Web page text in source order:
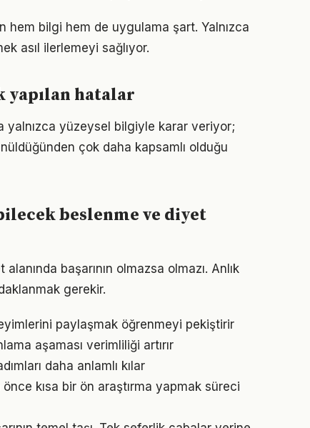
bilgi hem de uygulama şart. Yalnızca
asıl ilerlemeyi sağlıyor.
yapılan hatalar
yalnızca yüzeysel bilgiyle karar veriyor;
çok daha kapsamlı olduğu
beslenme ve diyet
başarının olmazsa olmazı. Anlık
gerekir.
paylaşmak öğrenmeyi pekiştirir
aşaması verimliliği artırır
daha anlamlı kılar
kısa bir ön araştırma yapmak süreci